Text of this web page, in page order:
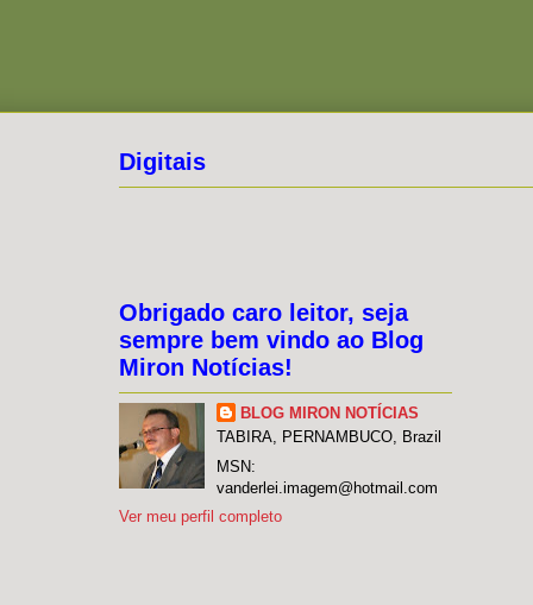
Digitais
Obrigado caro leitor, seja
sempre bem vindo ao Blog
Miron Notícias!
BLOG MIRON NOTÍCIAS
TABIRA, PERNAMBUCO, Brazil
MSN:
vanderlei.imagem@hotmail.com
Ver meu perfil completo